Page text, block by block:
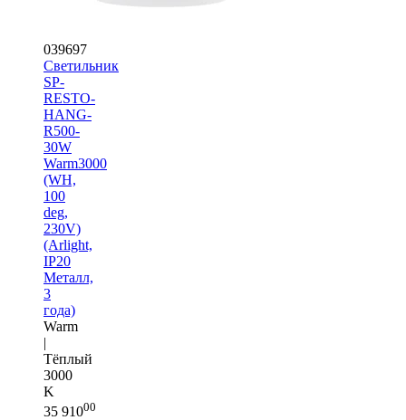
039697
Светильник
SP-
RESTO-
HANG-
R500-
30W
Warm3000
(WH,
100
deg,
230V)
(Arlight,
IP20
Металл,
3
года)
Warm
|
Тёплый
3000
K
35 91000